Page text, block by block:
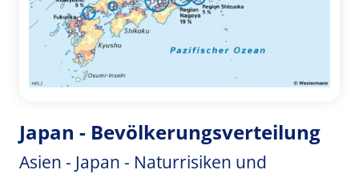
Japan - Bevölkerungsverteilung
Asien - Japan - Naturrisiken und